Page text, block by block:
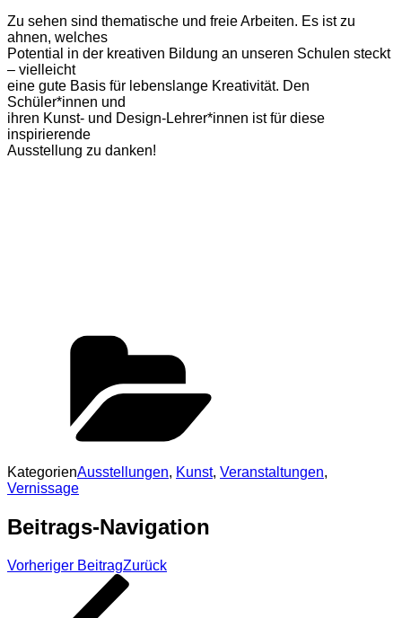
Zu sehen sind thematische und freie Arbeiten. Es ist zu
ahnen, welches
Potential in der kreativen Bildung an unseren Schulen steckt
– vielleicht
eine gute Basis für lebenslange Kreativität. Den
Schüler*innen und
ihren Kunst- und Design-Lehrer*innen ist für diese
inspirierende
Ausstellung zu danken!
KategorienAusstellungen, Kunst, Veranstaltungen,
Vernissage
Beitrags-Navigation
Vorheriger BeitragZurück